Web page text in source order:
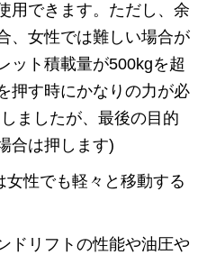
用できます。ただし、余
、女性では難しい場合が
ット積載量が500kgを超
押す時にかなりの力が必
ましたが、最後の目的
合は押します)
性でも軽々と移動する
ドリフトの性能や油圧や